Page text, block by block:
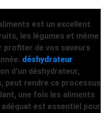
est un excellent
les légumes et même
profiter de vos saveurs
déshydrateur
d'un déshydrateur,
peut rendre ce processus
une fois les aliments
est essentiel pour